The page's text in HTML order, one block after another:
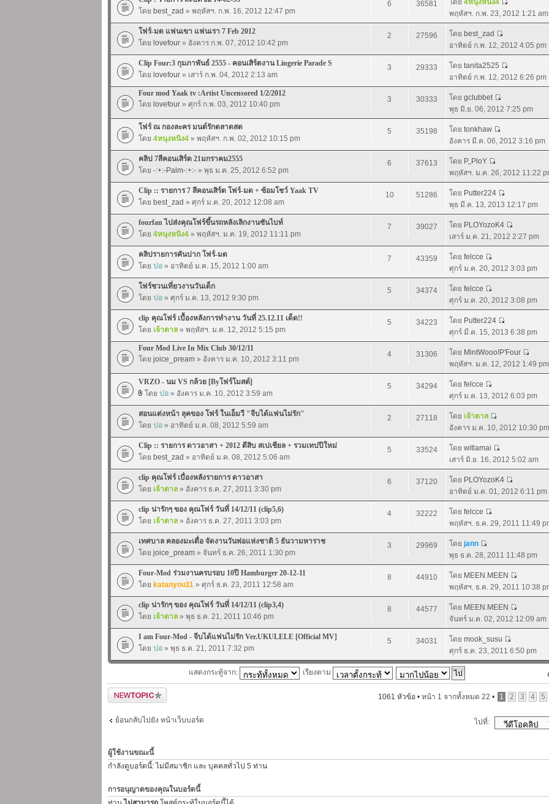
โดย best_zad » พฤหัสฯ. ก.พ. 16, 2012 12:47 pm
6 36581 โดย 4หนุงหนิง4
พฤหัสฯ. ก.พ. 23, 2012 1:21 am
โฟร์-มด แฟนเขา แฟนเรา 7 Feb 2012
โดย lovefour » อังคาร ก.พ. 07, 2012 10:42 pm
2 27596 โดย best_zad
อาทิตย์ ก.พ. 12, 2012 4:05 pm
Clip Four:3 กุมภาพันธ์ 2555 - คอนเสิร์ตงาน Lingerie Parade S
โดย lovefour » เสาร์ ก.พ. 04, 2012 2:13 am
3 29333 โดย tanita2525
อาทิตย์ ก.พ. 12, 2012 6:26 pm
Four mod Yaak tv :Artist Uncensored 1/2/2012
โดย lovefour » ศุกร์ ก.พ. 03, 2012 10:40 pm
3 30333 โดย gclubbet
พุธ มิ.ย. 06, 2012 7:25 pm
โฟร์ ณ กองละคร มนต์รักตลาดสด
โดย 4หนุงหนิง4 » พฤหัสฯ. ก.พ. 02, 2012 10:15 pm
5 35198 โดย tonkhaw
อังคาร มี.ค. 06, 2012 3:16 pm
คลิป 7สีคอนเสิร์ต 21มกราคม2555
โดย -:+:-Palm-:+:- » พุธ ม.ค. 25, 2012 6:52 pm
6 37613 โดย P,,PloY
พฤหัสฯ. ม.ค. 26, 2012 11:22
Clip :: รายการ 7 สีคอนเสิร์ต โฟร์-มด + ซ้อมโชว์ Yaak TV
โดย best_zad » ศุกร์ ม.ค. 20, 2012 12:08 am
10 51286 โดย Putter224
พุธ มี.ค. 13, 2013 12:17 pm
fourfan ไปส่งคุณโฟร์ขึ้นรถหลังเลิกงานซันไบท์
โดย 4หนุงหนิง4 » พฤหัสฯ. ม.ค. 19, 2012 11:11 pm
7 39027 โดย PLOYozoK4
เสาร์ ม.ค. 21, 2012 2:27 pm
คลิปรายการคันปาก โฟร์-มด
โดย ปอ » อาทิตย์ ม.ค. 15, 2012 1:00 am
7 43359 โดย felcce
ศุกร์ ม.ค. 20, 2012 3:03 pm
โฟร์ชวนเที่ยวงานวันเด็ก
โดย ปอ » ศุกร์ ม.ค. 13, 2012 9:30 pm
5 34374 โดย felcce
ศุกร์ ม.ค. 20, 2012 3:08 pm
clip คุณโฟร์ เบื้องหลังการทำงาน วันที่ 25.12.11 เด็ด!!
โดย เจ้าตาล » พฤหัสฯ. ม.ค. 12, 2012 5:15 pm
5 34223 โดย Putter224
ศุกร์ มี.ค. 15, 2013 6:38 pm
Four Mod Live In Mix Club 30/12/11
โดย joice_pream » อังคาร ม.ค. 10, 2012 3:11 pm
4 31306 โดย MintWooo!P'Four
พฤหัสฯ. ม.ค. 12, 2012 1:49 pm
VRZO - นม VS กล้วย [Byโฟร์โมสต์]
โดย ปอ » อังคาร ม.ค. 10, 2012 3:59 am
5 34294 โดย felcce
ศุกร์ ม.ค. 13, 2012 6:03 pm
สอนแต่งหน้า ลุคของ โฟร์ ในเอ็มวี "จีบได้แฟนไม่รัก"
โดย ปอ » อาทิตย์ ม.ค. 08, 2012 5:59 am
2 27118 โดย เจ้าตาล
อังคาร ม.ค. 10, 2012 10:30 pm
Clip :: รายการ ดาวอาสา + 2012 ตีสิบ สเปเชียล + รวมเทปปีใหม่
โดย best_zad » อาทิตย์ ม.ค. 08, 2012 5:06 am
5 33524 โดย witlamai
เสาร์ มิ.ย. 16, 2012 5:02 am
clip คุณโฟร์ เบื่องหลังรายการ ดาวอาสา
โดย เจ้าตาล » อังคาร ธ.ค. 27, 2011 3:30 pm
6 37120 โดย PLOYozoK4
อาทิตย์ ม.ค. 01, 2012 6:11 pm
clip น่ารักๆ ของ คุณโฟร์ วันที่ 14/12/11 (clip5,6)
โดย เจ้าตาล » อังคาร ธ.ค. 27, 2011 3:03 pm
4 32222 โดย felcce
พฤหัสฯ. ธ.ค. 29, 2011 11:49
เทศบาล คลองมะเดื่อ จัดงานวันพ่อแห่งชาติ 5 ธันวามหาราช
โดย joice_pream » จันทร์ ธ.ค. 26, 2011 1:30 pm
3 29969 โดย jann
พุธ ธ.ค. 28, 2011 11:48 pm
Four-Mod ร่วมงานครบรอบ 10ปี Hamburger 20-12-11
โดย katanyou11 » ศุกร์ ธ.ค. 23, 2011 12:58 am
8 44910 โดย MEEN.MEEN
พฤหัสฯ. ธ.ค. 29, 2011 10:38
clip น่ารักๆ ของ คุณโฟร์ วันที่ 14/12/11 (clip3,4)
โดย เจ้าตาล » พุธ ธ.ค. 21, 2011 10:46 pm
8 44577 โดย MEEN.MEEN
จันทร์ ม.ค. 02, 2012 12:09 am
I am Four-Mod - จีบได้แฟนไม่รัก Ver.UKULELE [Official MV]
โดย ปอ » พุธ ธ.ค. 21, 2011 7:32 pm
5 34031 โดย mook_susu
ศุกร์ ธ.ค. 23, 2011 6:50 pm
แสดงกระทู้จาก: เรียงตาม
ตั้งกระทู้ใหม่ 1061 หัวข้อ • หน้า 1 จากทั้งหมด 22 • 1 2 3 4 5
ย้อนกลับไปยัง หน้าเว็บบอร์ด ไปที่:
ผู้ใช้งานขณะนี้
กำลังดูบอร์ดนี้: ไม่มีสมาชิก และ บุคคลทั่วไป 5 ท่าน
การอนุญาตของคุณในบอร์ดนี้